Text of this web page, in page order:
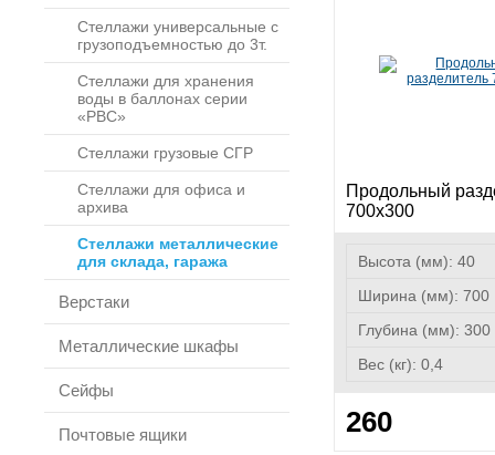
Стеллажи универсальные с
грузоподъемностью до 3т.
Стеллажи для хранения
воды в баллонах серии
«РВС»
Стеллажи грузовые СГР
Стеллажи для офиса и
архива
Стеллажи металлические
для склада, гаража
Верстаки
Металлические шкафы
Сейфы
Почтовые ящики
Продольный
700х300
Высота (мм): 40
Ширина (мм): 700
Глубина (мм): 300
Вес (кг): 0,4
260